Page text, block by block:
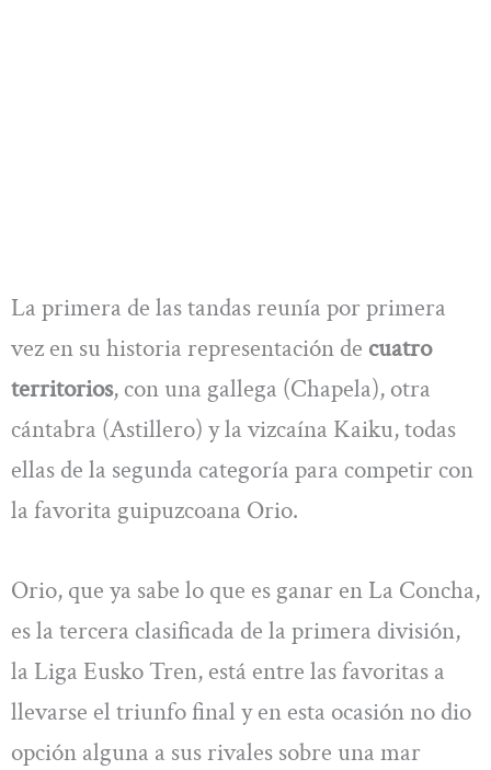
La primera de las tandas reunía por primera
vez en su historia representación de cuatro
territorios, con una gallega (Chapela), otra
cántabra (Astillero) y la vizcaína Kaiku, todas
ellas de la segunda categoría para competir con
la favorita guipuzcoana Orio.
Orio, que ya sabe lo que es ganar en La Concha,
es la tercera clasificada de la primera división,
la Liga Eusko Tren, está entre las favoritas a
llevarse el triunfo final y en esta ocasión no dio
opción alguna a sus rivales sobre una mar